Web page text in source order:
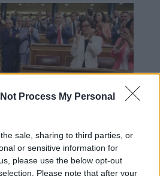
Process My Personal
sale, sharing to third parties, or
or sensitive information for
please use the below opt-out
Please note that after your
una ampliación de
los estudiantes que